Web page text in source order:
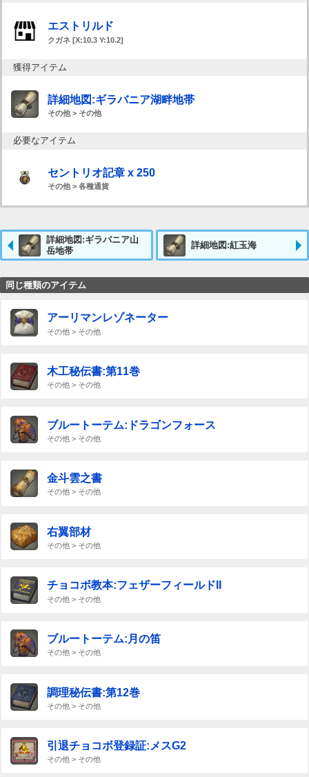
エストリルド
クガネ [X:10.3 Y:10.2]
獲得アイテム
詳細地図:ギラバニア湖畔地帯
その他 > その他
必要なアイテム
セントリオ記章 x 250
その他 > 各種通貨
詳細地図:ギラバニア山
岳地帯
詳細地図:紅玉海
同じ種類のアイテム
アーリマンレゾネーター
その他 > その他
木工秘伝書:第11巻
その他 > その他
ブルートーテム:ドラゴンフォース
その他 > その他
金斗雲之書
その他 > その他
右翼部材
その他 > その他
チョコボ教本:フェザーフィールドII
その他 > その他
ブルートーテム:月の笛
その他 > その他
調理秘伝書:第12巻
その他 > その他
引退チョコボ登録証:メスG2
その他 > その他